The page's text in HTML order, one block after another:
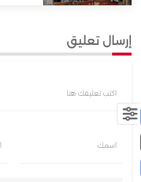
إرسال تعليق
اكتب تعليقك هنا
اسمك